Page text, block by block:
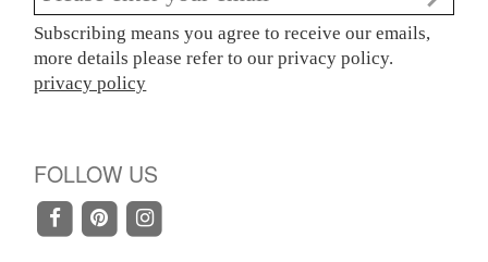
Subscribing means you agree to receive our emails,
more details please refer to our privacy policy.
privacy policy
FOLLOW US